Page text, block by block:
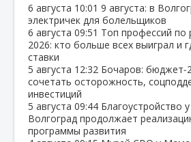
6 августа 10:01 9 августа: в
электричек для болельщиков
6 августа 09:51 Топ профессий по
2026: кто больше всех выиграл и
ставки
5 августа 12:32 Бочаров:
сочетать осторожность,
инвестиций
5 августа 09:44 Благоустройство
Волгоград продолжает
программы развития